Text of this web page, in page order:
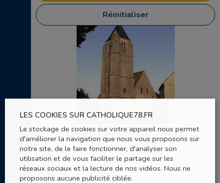
Réinitialiser
Paroisse Saint-Pierre
Longvilliers
LES COOKIES SUR CATHOLIQUE78.FR
Le stockage de cookies sur votre appareil nous permet
d'améliorer la navigation que nous vous proposons sur
notre site, de le faire fonctionner, d'analyser son
utilisation et de vous faciliter le partage sur les
réseaux sociaux et la lecture de nos vidéos. Nous ne
proposons aucune publicité ciblée.